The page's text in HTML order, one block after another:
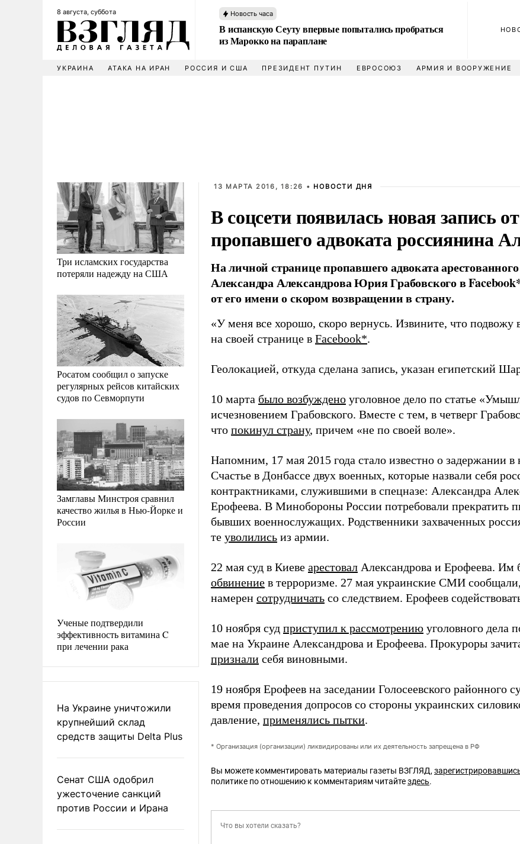
8 августа, суббота Новость часа
В испанскую Сеуту впервые попытались пробраться
из Марокко на параплане
УКРАИНА АТАКА НА ИРАН РОССИЯ И США ПРЕЗИДЕНТ ПУТИН ЕВРОСОЮЗ АРМИЯ И ВООРУЖЕНИЕ
Три исламских государства
потеряли надежду на США
Росатом сообщил о запуске
регулярных рейсов китайских
судов по Севморпути
Замглавы Минстроя сравнил
качество жилья в Нью-Йорке и
России
Ученые подтвердили
эффективность витамина C
при лечении рака
На Украине уничтожили
крупнейший склад
средств защиты Delta Plus
Сенат США одобрил
ужесточение санкций
против России и Ирана
13 МАРТА 2016, 18:26 • НОВОСТИ ДНЯ
В соцсети появилась новая запись
пропавшего адвоката россиянина
На личной странице пропавшего адвоката
Александра Александрова Юрия Грабовского в
от его имени о скором возвращении в страну.
«У меня все хорошо, скоро вернусь. Извините, что подвожу
на своей странице в Facebook*.
Геолокацией, откуда сделана запись, указан египетский
10 марта было возбуждено уголовное дело по статье
исчезновением Грабовского. Вместе с тем, в четверг
что покинул страну, причем «не по своей воле».
Напомним, 17 мая 2015 года стало известно о задержании в
Счастье в Донбассе двух военных, которые назвали себя
контрактниками, служившими в спецназе: Александра
Ерофеева. В Минобороны России потребовали прекратить
бывших военнослужащих. Родственники захваченных
те уволились из армии.
22 мая суд в Киеве арестовал Александрова и Ерофеева. Им
обвинение в терроризме. 27 мая украинские СМИ
намерен сотрудничать со следствием. Ерофеев
10 ноября суд приступил к рассмотрению уголовного дела
мае на Украине Александрова и Ерофеева. Прокуроры
признали себя виновными.
19 ноября Ерофеев на заседании Голосеевского районного
время проведения допросов со стороны украинских
давление, применялись пытки.
* Организация (организации) ликвидированы или их деятельность запрещена в РФ
Вы можете комментировать материалы газеты ВЗГЛЯД,
политике по отношению к комментариям читайтездесь.